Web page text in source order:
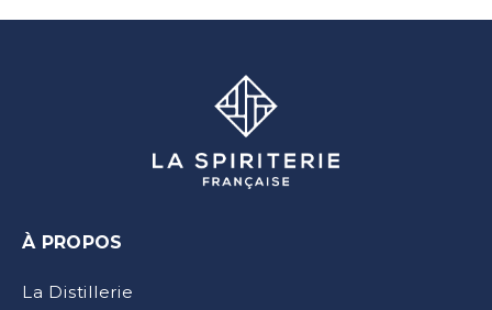
À PROPOS
La Distillerie